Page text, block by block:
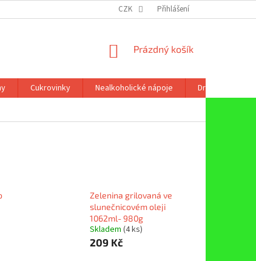
OCHRANY OSOBNÍCH ÚDAJŮ CZK Přihlášení
NÁKUPNÍ
Prázdný košík
Cukrovinky Nealkoholické nápoje Drogerie
Zelenina grilovaná ve
slunečnicovém oleji
1062ml- 980g
Skladem (4 ks)
209 Kč